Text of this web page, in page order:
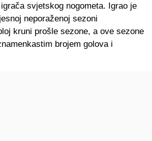
svjetskog nogometa. Igrao je
neporaženoj sezoni
kruni prošle sezone, a ove sezone
brojem golova i